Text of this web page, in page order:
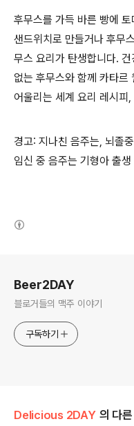
후무스를 가득 바른 빵에 토
샌드위치로 만들거나 후무
무스 요리가 탄생합니다. 건
없는 후무스와 함께 카타르
어울리는 세계 요리 레시피 ,
경고: 지나친 음주는, 뇌졸중
임신 중 음주는 기형아 출
Beer2DAY
블로거들의 맥주 이야기
구독하기
Delicious 2DAY 의 다